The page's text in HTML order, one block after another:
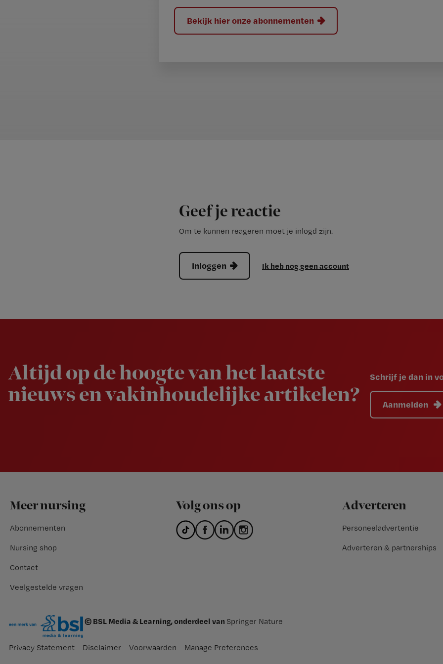
?
Bekijk hier onze abonnementen
Geef je reactie
Om te kunnen reageren moet je inlogd zijn.
Inloggen Ik heb nog geen account
Altijd op de hoogte van het laatste
nieuws en vakinhoudelijke artikelen?
Schrijf je dan in
Aanmelden
Footer
Meer nursing
Abonnementen
Nursing shop
Contact
Veelgestelde vragen
Volg ons op Adverteren
Personeeladvertentie
Adverteren & partnerships
© BSL Media & Learning, onderdeel van Springer Nature
Privacy Statement Disclaimer Voorwaarden Manage Preferences